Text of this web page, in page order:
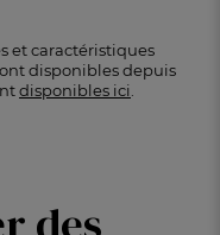
et caractéristiques
disponibles depuis
disponibles ici